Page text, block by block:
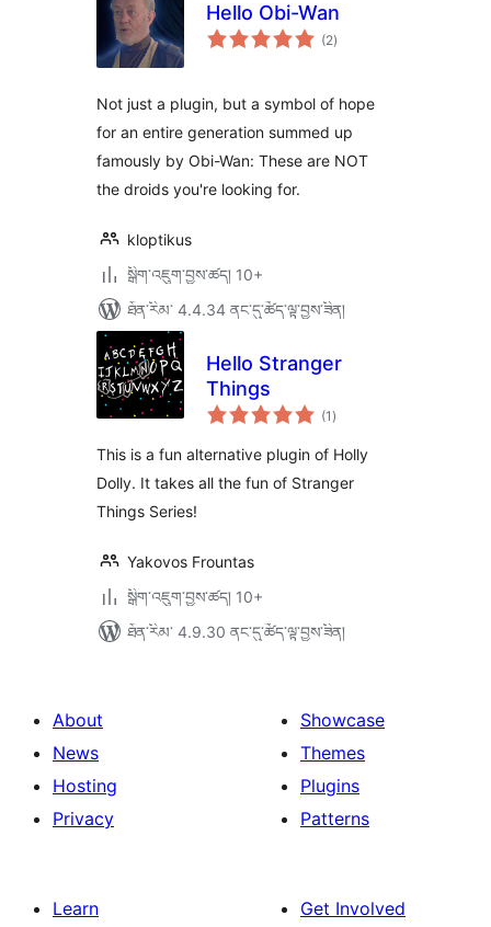
Hello Obi-Wan
(2གདེང་
འཇོག་
)
Not just a plugin, but a symbol of hope
for an entire generation summed up
famously by Obi-Wan: These are NOT
the droids you're looking for.
kloptikus
སྒྲིག་འཇུག་བྱས་ཚད། 10+
ཐོན་རིམ་ 4.4.34 ནང་དུ་ཚོད་ལྟ་བྱས་ཟིན།
Hello Stranger
Things
(1 གདེང་
འཇོག་
ཚང་།
)
This is a fun alternative plugin of Holly
Dolly. It takes all the fun of Stranger
Things Series!
Yakovos Frountas
སྒྲིག་འཇུག་བྱས་ཚད། 10+
ཐོན་རིམ་ 4.9.30 ནང་དུ་ཚོད་ལྟ་བྱས་ཟིན།
About
News
Hosting
Privacy
Showcase
Themes
Plugins
Patterns
Learn
Get Involved